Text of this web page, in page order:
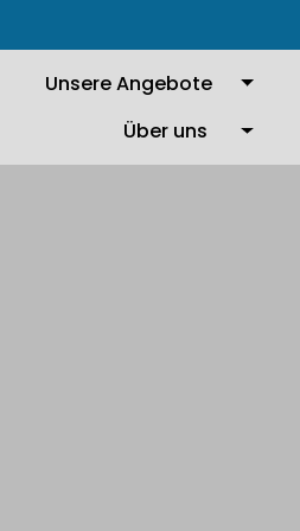
Unsere Angebote
Über uns